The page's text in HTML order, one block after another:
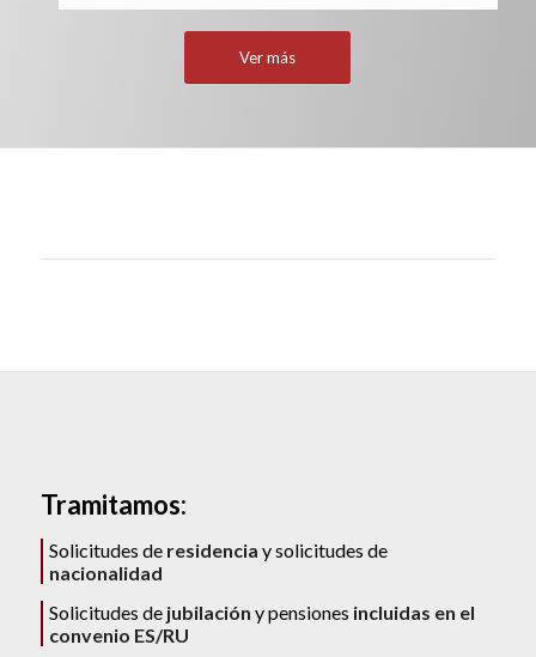
Ver más
Tramitamos:
Solicitudes de residencia y solicitudes de
nacionalidad
Solicitudes de jubilación y pensiones incluidas en el
convenio ES/RU